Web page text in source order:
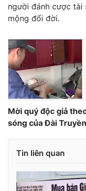
Góc doanh nghiệp
Truyền hình
Hậu trường
Nhân vật
Khán giả
Giải sao mai
Giải trí
Điện ảnh
Âm nhạc
Sao
Đời sống
Du lịch
Làm đẹp
Chất lượng cuộc
Giáo dục
Tuyển sinh
Công nghệ
Thị trường
Giao lưu trực tuyến
Lịch phát sóng
người đánh cược tài
mộng đổi đời.
Mời quý độc giả
sóng của Đài
Tin liên quan